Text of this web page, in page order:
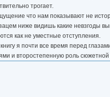
трогает.
что нам показывают не
ниже видишь какие невзгоды
как не уместные отступления.
я почти все время перед
и второстепенную роль